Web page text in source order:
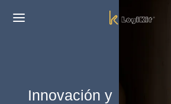
Innovación y